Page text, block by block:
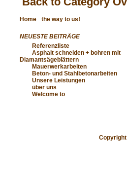
Home the way to us!
NEUESTE BEITRÄGE
Referenzliste
Asphalt schneiden + bohren mit
Diamantsägeblättern
Mauerwerkarbeiten
Beton- und Stahlbetonarbeiten
Unsere Leistungen
über uns
Welcome to